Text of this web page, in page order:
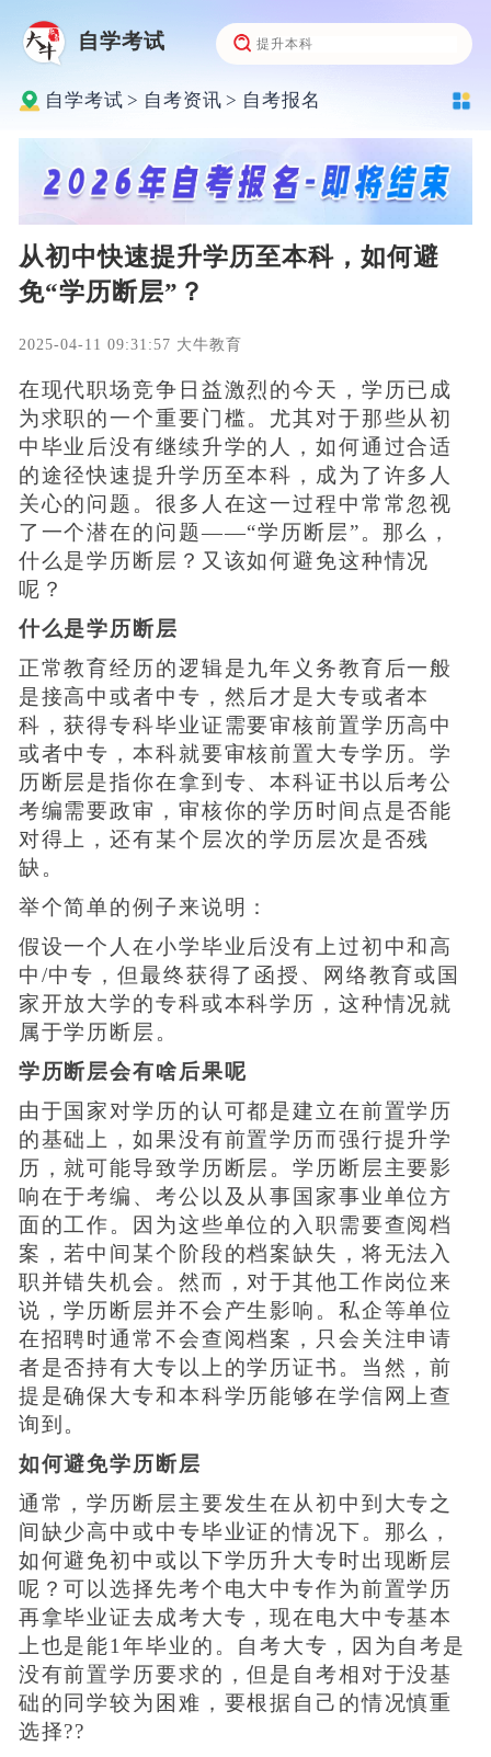
自学考试
自学考试 > 自考资讯 > 自考报名
从初中快速提升学历至本科，如何避
免“学历断层”？
2025-04-11 09:31:57 大牛教育
在现代职场竞争日益激烈的今天，学历已成
为求职的一个重要门槛。尤其对于那些从初
中毕业后没有继续升学的人，如何通过合适
的途径快速提升学历至本科，成为了许多人
关心的问题。很多人在这一过程中常常忽视
了一个潜在的问题——“学历断层”。那么，
什么是学历断层？又该如何避免这种情况
呢？
什么是学历断层
正常教育经历的逻辑是九年义务教育后一般
是接高中或者中专，然后才是大专或者本
科，获得专科毕业证需要审核前置学历高中
或者中专，本科就要审核前置大专学历。学
历断层是指你在拿到专、本科证书以后考公
考编需要政审，审核你的学历时间点是否能
对得上，还有某个层次的学历层次是否残
缺。
举个简单的例子来说明：
假设一个人在小学毕业后没有上过初中和高
中/中专，但最终获得了函授、网络教育或国
家开放大学的专科或本科学历，这种情况就
属于学历断层。
学历断层会有啥后果呢
由于国家对学历的认可都是建立在前置学历
的基础上，如果没有前置学历而强行提升学
历，就可能导致学历断层。学历断层主要影
响在于考编、考公以及从事国家事业单位方
面的工作。因为这些单位的入职需要查阅档
案，若中间某个阶段的档案缺失，将无法入
职并错失机会。然而，对于其他工作岗位来
说，学历断层并不会产生影响。私企等单位
在招聘时通常不会查阅档案，只会关注申请
者是否持有大专以上的学历证书。当然，前
提是确保大专和本科学历能够在学信网上查
询到。
如何避免学历断层
通常，学历断层主要发生在从初中到大专之
间缺少高中或中专毕业证的情况下。那么，
如何避免初中或以下学历升大专时出现断层
呢？可以选择先考个电大中专作为前置学历
再拿毕业证去成考大专，现在电大中专基本
上也是能1年毕业的。自考大专，因为自考是
没有前置学历要求的，但是自考相对于没基
础的同学较为困难，要根据自己的情况慎重
选择??